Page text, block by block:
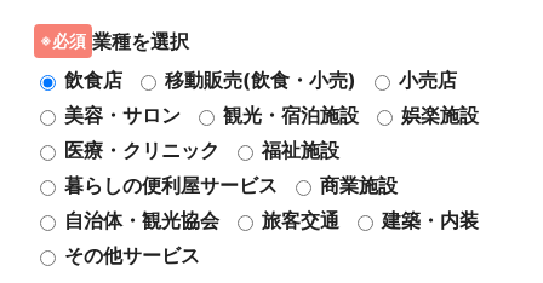
必須 業種を選択
飲食店
移動販売(飲食・小売)
小売店
美容・サロン
観光・宿泊施設
娯楽施設
医療・クリニック
福祉施設
暮らしの便利屋サービス
商業施設
自治体・観光協会
旅客交通
建築・内装
その他サービス